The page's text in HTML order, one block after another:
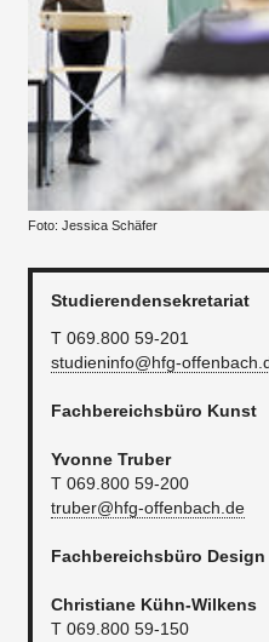
Foto: Jessica Schäfer
Studierendensekretariat
T 069.800 59-201
studieninfo@hfg-
Fachbereichsbüro Kunst
Yvonne Truber
T 069.800 59-200
truber@hfg-offenbach.de
Fachbereichsbüro Design
Christiane Kühn-Wilkens
T 069.800 59-150